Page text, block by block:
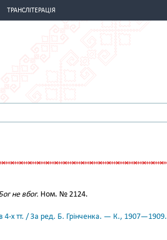
ТРАНСЛІТЕРАЦІЯ
не вбог. Ном. № 2124.
4-х тт. / За ред. Б. Грінченка. — К., 1907—1909.